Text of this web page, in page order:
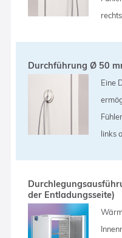
Durchführung Ø 50
Eine
links
der Entladungsseite)